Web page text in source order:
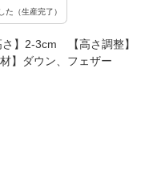
た（生産完了）
】2-3cm 【高さ調整】
】ダウン、フェザー